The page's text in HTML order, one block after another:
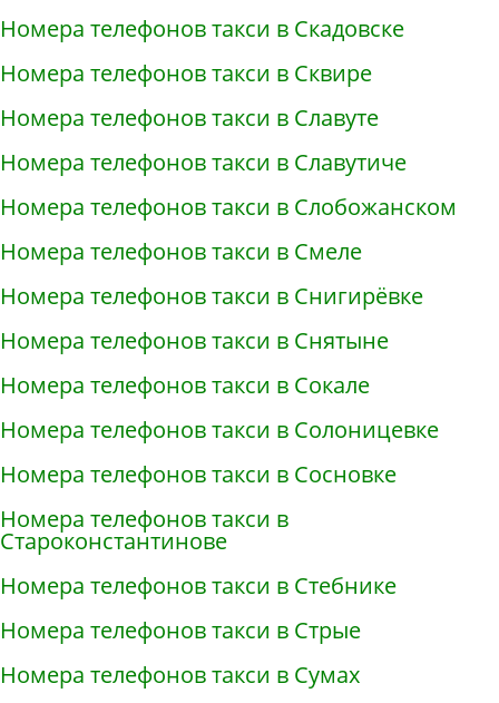
Номера телефонов такси в Скадовске
Номера телефонов такси в Сквире
Номера телефонов такси в Славуте
Номера телефонов такси в Славутиче
Номера телефонов такси в Слобожанском
Номера телефонов такси в Смеле
Номера телефонов такси в Снигирёвке
Номера телефонов такси в Снятыне
Номера телефонов такси в Сокале
Номера телефонов такси в Солоницевке
Номера телефонов такси в Сосновке
Номера телефонов такси в
Староконстантинове
Номера телефонов такси в Стебнике
Номера телефонов такси в Стрые
Номера телефонов такси в Сумах